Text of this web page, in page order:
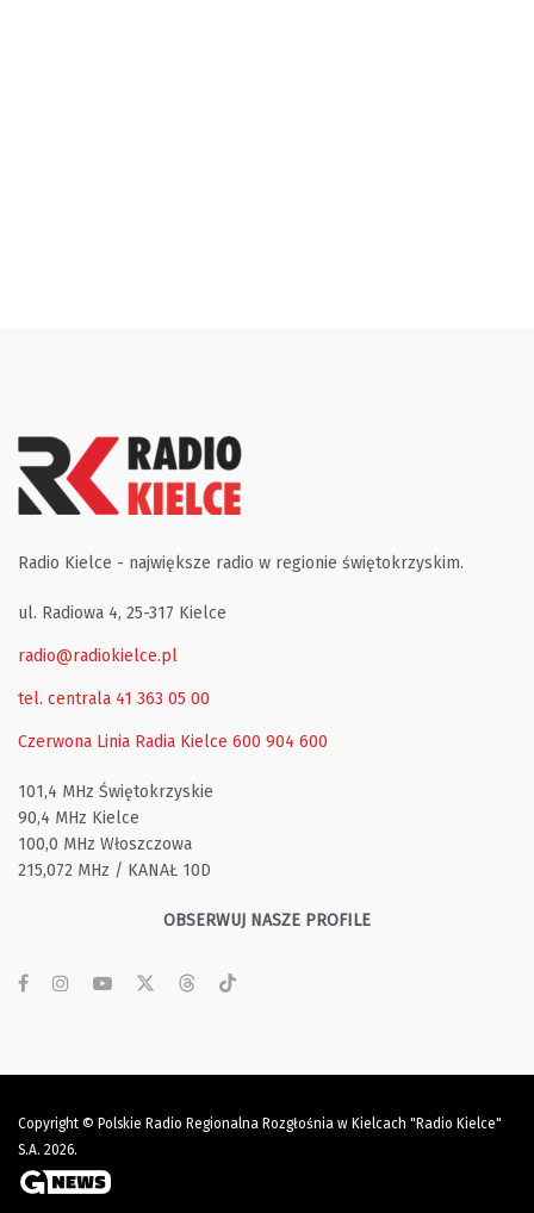
Radio Kielce - największe radio w regionie świętokrzyskim.
ul. Radiowa 4, 25-317 Kielce
radio@radiokielce.pl
tel. centrala 41 363 05 00
Czerwona Linia Radia Kielce 600 904 600
101,4 MHz Świętokrzyskie
90,4 MHz Kielce
100,0 MHz Włoszczowa
215,072 MHz / KANAŁ 10D
OBSERWUJ NASZE PROFILE
Copyright © Polskie Radio Regionalna Rozgłośnia w Kielcach "Radio Kielce"
S.A. 2026.